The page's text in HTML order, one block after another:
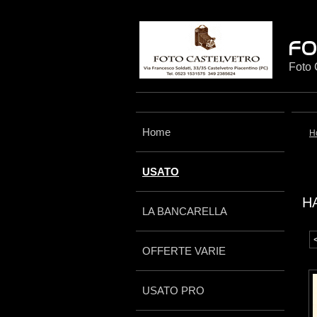
Foto
Home
USATO
LA BANCARELLA
OFFERTE VARIE
USATO PRO